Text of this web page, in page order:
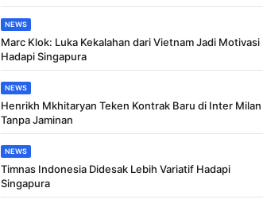
NEWS
Marc Klok: Luka Kekalahan dari Vietnam Jadi Motivasi
Hadapi Singapura
NEWS
Henrikh Mkhitaryan Teken Kontrak Baru di Inter Milan
Tanpa Jaminan
NEWS
Timnas Indonesia Didesak Lebih Variatif Hadapi
Singapura